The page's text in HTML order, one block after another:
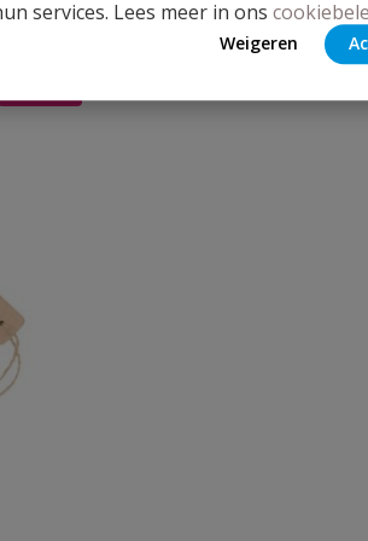
services. Lees meer in ons
Weigeren
Speciale prijs
€
12,58
Normale prijs
€14,80